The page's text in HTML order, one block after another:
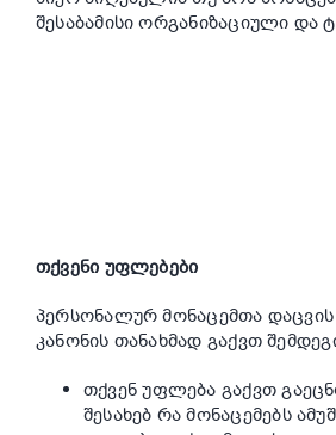
შესაბამისი ორგანიზაციული და
თქვენი უფლებები
პერსონალურ მონაცემთა
კანონის თანახმად გაქვთ
თქვენ უფლება გაქვთ
შესახებ რა მონაცემებს